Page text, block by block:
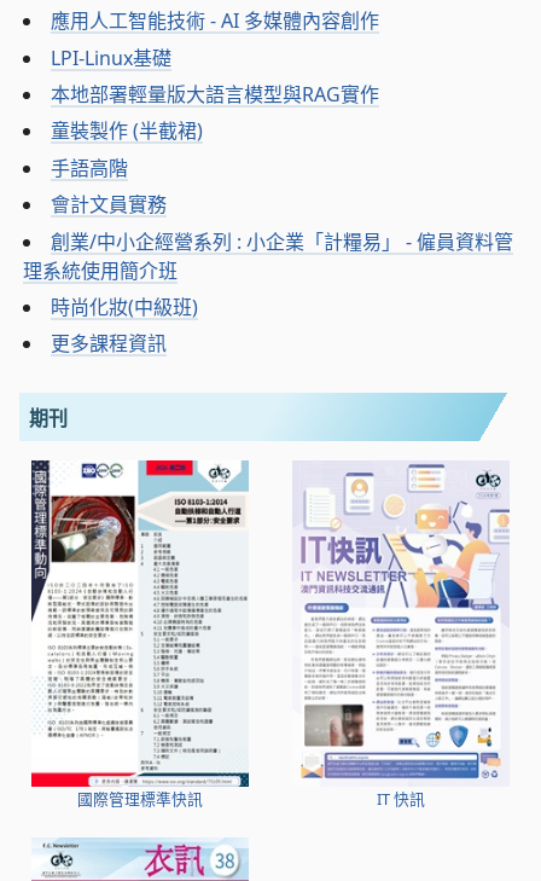
應用人工智能技術 - AI 多媒體內容創作
LPI-Linux基礎
本地部署輕量版大語言模型與RAG實作
童裝製作 (半截裙)
手語高階
會計文員實務
創業/中小企經營系列 : 小企業「計糧易」 - 僱員資料管
理系統使用簡介班
時尚化妝(中級班)
更多課程資訊
期刊
國際管理標準快訊 IT 快訊